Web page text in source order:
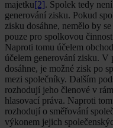
majetku[2]. Spolek tedy
generování zisku. Pokud
zisku dosáhne, nemělo by
pouze pro spolkovou
Naproti tomu účelem
účelem generování zisku. V
dosáhne, je možné zisk po
mezi společníky. Dalším
rozhodují jeho členové v
hlasovací práva. Naproti
rozhodují o směřování
výkonem jejich